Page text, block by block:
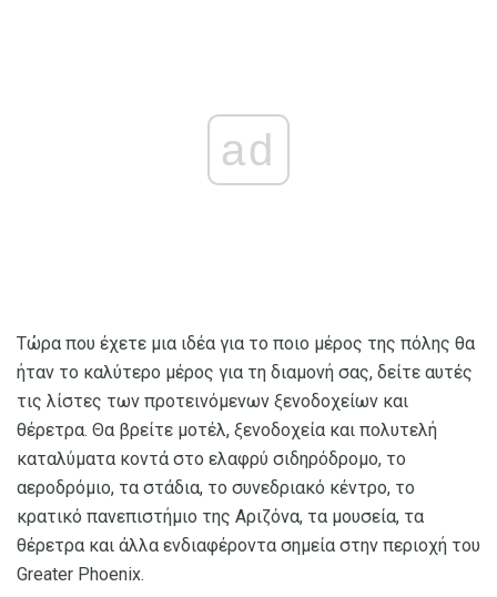
ad
Τώρα που έχετε μια ιδέα για το ποιο μέρος της πόλης θα
ήταν το καλύτερο μέρος για τη διαμονή σας, δείτε αυτές
τις λίστες των προτεινόμενων ξενοδοχείων και
θέρετρα. Θα βρείτε μοτέλ, ξενοδοχεία και πολυτελή
καταλύματα κοντά στο ελαφρύ σιδηρόδρομο, το
αεροδρόμιο, τα στάδια, το συνεδριακό κέντρο, το
κρατικό πανεπιστήμιο της Αριζόνα, τα μουσεία, τα
θέρετρα και άλλα ενδιαφέροντα σημεία στην περιοχή του
Greater Phoenix.